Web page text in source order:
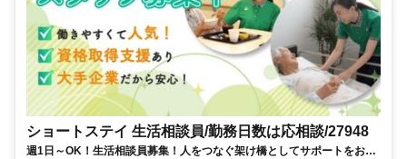
ショートステイ 生活相談員/勤務日数は応相談/27948
週1日～OK！生活相談員募集！人をつなぐ架け橋としてサポートをお願